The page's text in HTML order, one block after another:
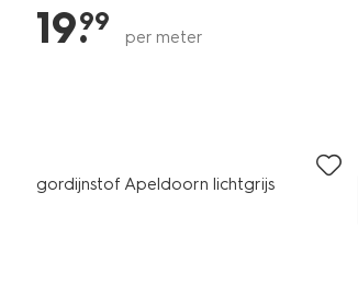
19.
99
per meter
gordijnstof Apeldoorn lichtgrijs